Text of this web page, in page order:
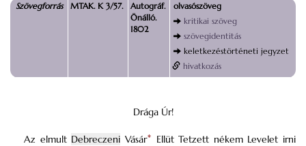
Szövegforrás MTAK. K 3/57.
Autográf.
Önálló.
1802
olvasószöveg
kritikai szöveg
szövegidentitás
keletkezéstörténeti jegyzet
hivatkozás
Drága Úr!
Az elmult Debreczeni Vásár*
Ellüt Tetzett nékem Levelet irni